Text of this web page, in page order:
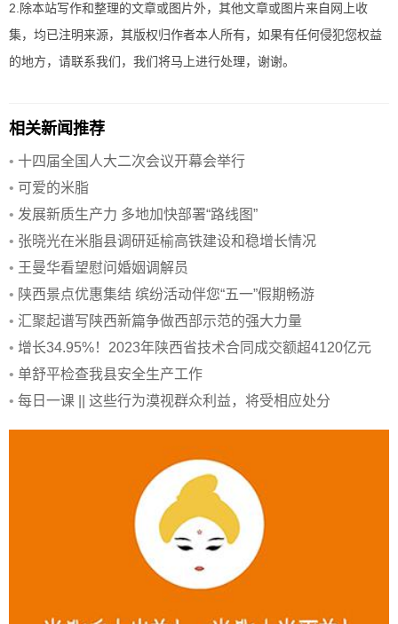
2.除本站写作和整理的文章或图片外，其他文章或图片来自网上收
集，均已注明来源，其版权归作者本人所有，如果有任何侵犯您权益
的地方，请联系我们，我们将马上进行处理，谢谢。
相关新闻推荐
• 十四届全国人大二次会议开幕会举行
• 可爱的米脂
• 发展新质生产力 多地加快部署“路线图”
• 张晓光在米脂县调研延榆高铁建设和稳增长情况
• 王曼华看望慰问婚姻调解员
• 陕西景点优惠集结 缤纷活动伴您“五一”假期畅游
• 汇聚起谱写陕西新篇争做西部示范的强大力量
• 增长34.95%！2023年陕西省技术合同成交额超4120亿元
• 单舒平检查我县安全生产工作
• 每日一课 || 这些行为漠视群众利益，将受相应处分